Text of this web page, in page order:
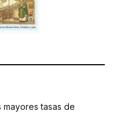
mayores tasas de